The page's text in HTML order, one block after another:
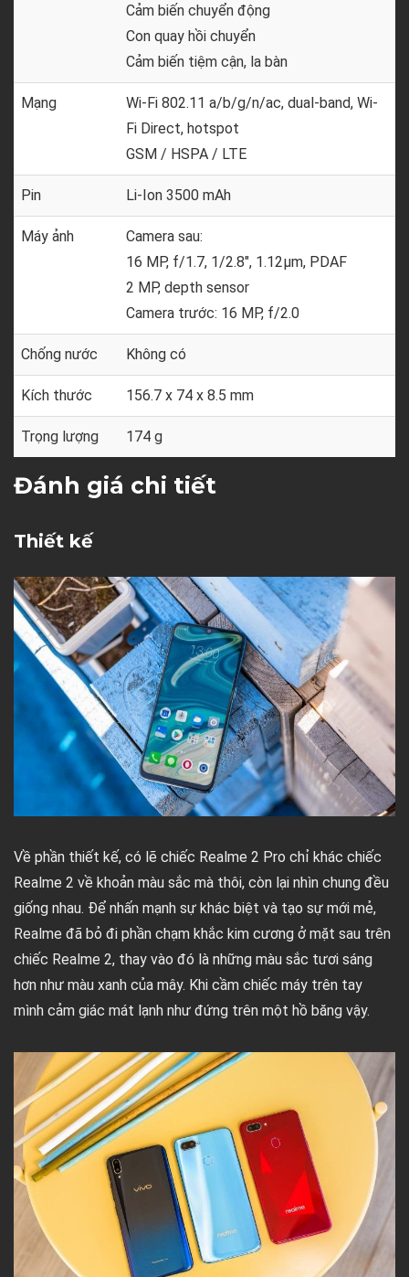
Cảm biến chuyển động
Con quay hồi chuyển
Cảm biến tiệm cận, la bàn
Mạng
Wi-Fi 802.11 а/b/g/n/ac, dual-band, Wi-
Fi Direct, hotspot
GSM / HSPA / LTE
Pin Li-Ion 3500 mAh
Máy ảnh
Camera sau:
16 MP, f/1.7, 1/2.8", 1.12µm, PDAF
2 MP, depth sensor
Camera trước: 16 MP, f/2.0
Chống nước Không có
Kích thước 156.7 x 74 x 8.5 mm
Trọng lượng 174 g
Đánh giá chi tiết
Thiết kế
Về phần thiết kế, có lẽ chiếc Realme 2 Pro chỉ khác chiếc
Realme 2 về khoản màu sắc mà thôi, còn lại nhìn chung đều
giống nhau. Để nhấn mạnh sự khác biệt và tạo sự mới mẻ,
Realme đã bỏ đi phần chạm khắc kim cương ở mặt sau trên
chiếc Realme 2, thay vào đó là những màu sắc tươi sáng
hơn như màu xanh của mây. Khi cầm chiếc máy trên tay
mình cảm giác mát lạnh như đứng trên một hồ băng vậy.